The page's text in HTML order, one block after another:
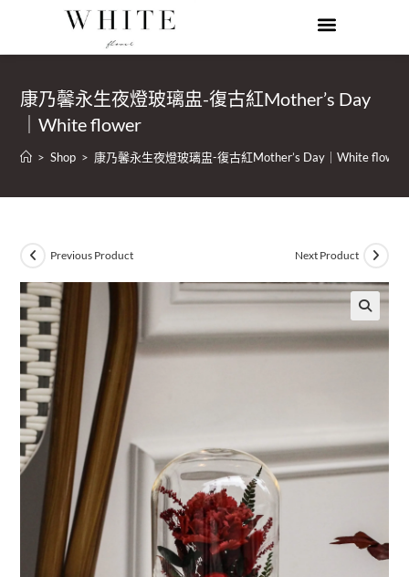
康乃馨永生夜燈玻璃盅-復古紅Mother’s Day
｜White flower
> Shop > 康乃馨永生夜燈玻璃盅-復古紅Mother’s Day｜White flower
Previous Product Next Product